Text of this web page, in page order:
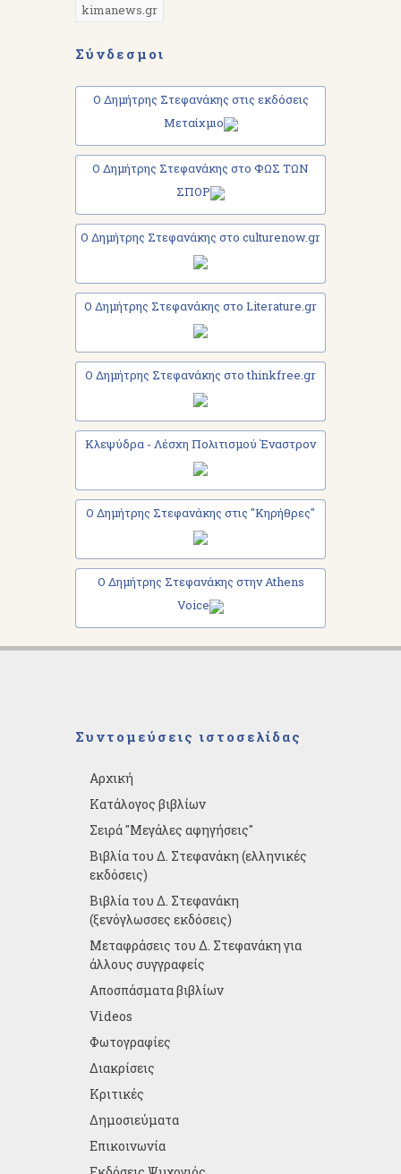
kimanews.gr
Σύνδεσμοι
Ο Δημήτρης Στεφανάκης στις εκδόσεις
Μεταίχμιο
Ο Δημήτρης Στεφανάκης στο ΦΩΣ ΤΩΝ
ΣΠΟΡ
Ο Δημήτρης Στεφανάκης στο culturenow.gr
Ο Δημήτρης Στεφανάκης στο Literature.gr
Ο Δημήτρης Στεφανάκης στο thinkfree.gr
Κλεψύδρα - Λέσχη Πολιτισμού Έναστρον
Ο Δημήτρης Στεφανάκης στις "Κηρήθρες"
Ο Δημήτρης Στεφανάκης στην Athens
Voice
Συντομεύσεις ιστοσελίδας
Αρχική
Κατάλογος βιβλίων
Σειρά "Μεγάλες αφηγήσεις"
Βιβλία του Δ. Στεφανάκη (ελληνικές
εκδόσεις)
Βιβλία του Δ. Στεφανάκη
(ξενόγλωσσες εκδόσεις)
Μεταφράσεις του Δ. Στεφανάκη για
άλλους συγγραφείς
Αποσπάσματα βιβλίων
Videos
Φωτογραφίες
Διακρίσεις
Κριτικές
Δημοσιεύματα
Επικοινωνία